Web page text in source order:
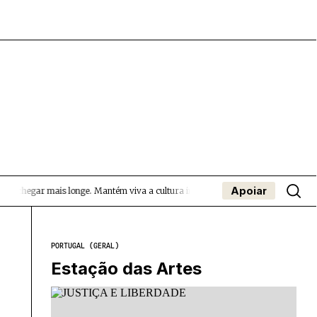
chegar mais longe. Mantém viva a cultura independente — apoia o
Apoiar
PORTUGAL (GERAL)
Estação das Artes